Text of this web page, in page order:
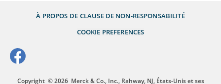
À PROPOS DE CLAUSE DE NON-RESPONSABILITÉ
COOKIE PREFERENCES
Copyright © 2026 Merck & Co., Inc., Rahway, NJ, États-Unis et ses